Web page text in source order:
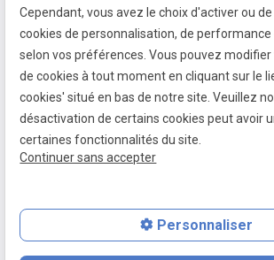
Mentions légales
Politique de
Gestion des cookies
Plan du site
Cependant, vous avez le choix d'activer ou
cookies de personnalisation, de
selon vos préférences. Vous pouvez
de cookies à tout moment en cliquant sur le
cookies' situé en bas de notre site. Veuillez
désactivation de certains cookies peut avoir
certaines fonctionnalités du site.
Continuer sans accepter
Personnaliser